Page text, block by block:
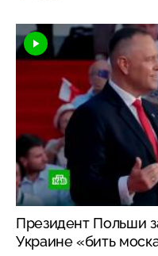
Президент Польши
Украине «бить